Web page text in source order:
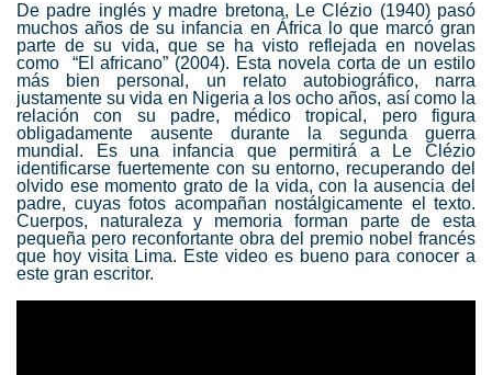
De padre inglés y madre bretona, Le Clézio (1940) pasó
muchos años de su infancia en África lo que marcó gran
parte de su vida, que se ha visto reflejada en novelas
como “El africano” (2004). Esta novela corta de un estilo
más bien personal, un relato autobiográfico, narra
justamente su vida en Nigeria a los ocho años, así como la
relación con su padre, médico tropical, pero figura
obligadamente ausente durante la segunda guerra
mundial. Es una infancia que permitirá a Le Clézio
identificarse fuertemente con su entorno, recuperando del
olvido ese momento grato de la vida, con la ausencia del
padre, cuyas fotos acompañan nostálgicamente el texto.
Cuerpos, naturaleza y memoria forman parte de esta
pequeña pero reconfortante obra del premio nobel francés
que hoy visita Lima. Este video es bueno para conocer a
este gran escritor.